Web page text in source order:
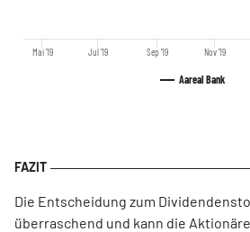
Aareal Bank
Mai '19 Jul '19 Sep '19 Nov '19
Die Entscheidung zum
überraschend und kann die